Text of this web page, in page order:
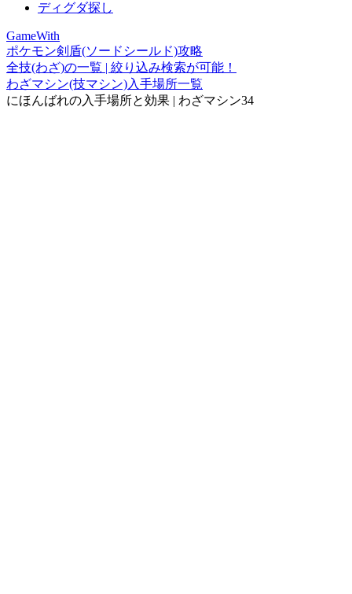
ディグダ探し
GameWith
ポケモン剣盾(ソードシールド)攻略
全技(わざ)の一覧 | 絞り込み検索が可能！
わざマシン(技マシン)入手場所一覧
にほんばれの入手場所と効果 | わざマシン34